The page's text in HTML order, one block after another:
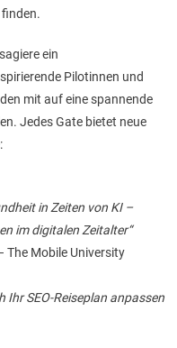
ein
Pilotinnen und
mit auf eine spannende
Jedes Gate bietet neue
in Zeiten von KI –
im digitalen Zeitalter“
The Mobile University
Ihr SEO-Reiseplan anpassen